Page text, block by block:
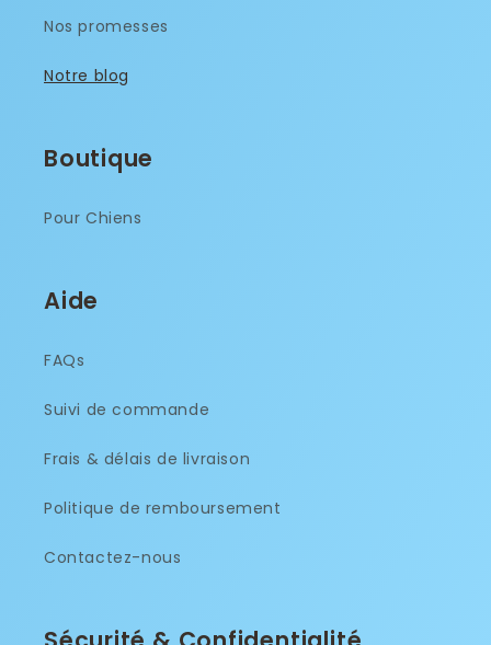
Nos promesses
Notre blog
Boutique
Pour Chiens
Aide
FAQs
Suivi de commande
Frais & délais de livraison
Politique de remboursement
Contactez-nous